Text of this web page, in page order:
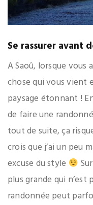
Se rassurer avant
A Saoû, lorsque vous
chose qui vous vient
paysage étonnant !
de faire une
tout de suite, ça
crois que j’ai un peu
excuse du style
plus grande qui n’est
randonnée peut